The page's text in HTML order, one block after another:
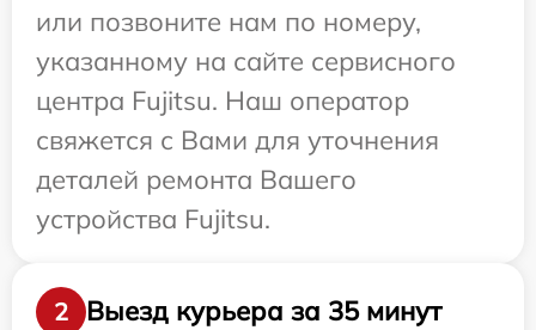
или позвоните нам по номеру,
указанному на сайте сервисного
центра Fujitsu. Наш оператор
свяжется с Вами для уточнения
деталей ремонта Вашего
устройства Fujitsu.
2
Выезд курьера за 35 минут